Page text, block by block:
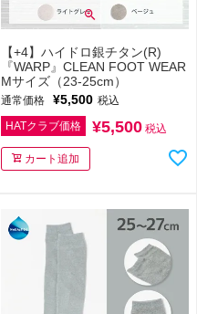
【+4】ハイドロ銀チタン(R)
『WARP』CLEAN FOOT WEAR
Mサイズ（23-25cm）
通常価格 ¥5,500 税込
HATクラブ価格
¥5,500 税込
カート追加